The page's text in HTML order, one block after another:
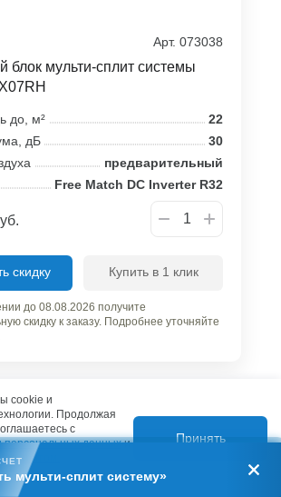
Арт. 073038
блок мульти-сплит системы
до, м²
22
дБ
30
предварительный
Free Match DC Inverter R32
скидку Купить в 1 клик
до 08.08.2026 получите
скидку к заказу. Подробнее уточняйте
cookie и
Продолжая
с
персональных данныхи
сайтом.
Принять
мульти-сплит систему»